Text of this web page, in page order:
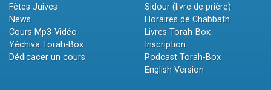
Fêtes Juives
News
Cours Mp3-Vidéo
Yéchiva Torah-Box
Dédicacer un cours
Sidour (livre de prière)
Horaires de Chabbath
Livres Torah-Box
Inscription
Podcast Torah-Box
English Version